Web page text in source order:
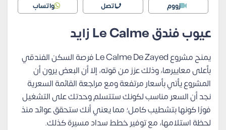
زووم اتصل واتساب
عيوب فندق Le Calme زايد
يمنح مشروع Le Calme De Zayed فرصة السكن الفندقي
بأعلى معاييرها، وذلك عزز من قوته، إلا أن البعض يرون أن
المشروع يأتي بأسعار مرتفعة ومع مراجعة القائمة السعرية
نجد أن السعر مناسب لكونك ستتسلم وحدتك على التشغيل
فورًا كونها بتشطيب كامل؛ مما يعني أنك ستحقق عوائد منذ
لحظة استلامها، مع توفير خطط سداد مسيرة كذلك.